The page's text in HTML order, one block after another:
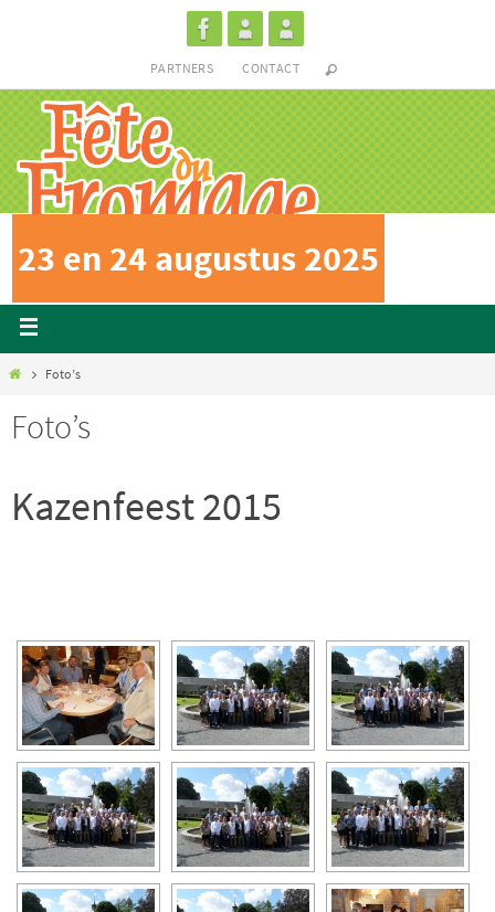
PARTNERS CONTACT
23 en 24 augustus 2025
Foto’s
Foto’s
Kazenfeest 2015